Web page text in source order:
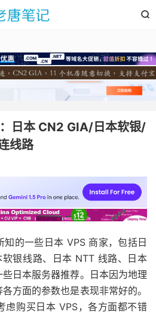

日本 CN2 GIA/日本软银/
线路
的一些日本 VPS 商家，包括日
银线路、日本 NTT 线路、日本
日本服务器推荐。日本因为地理
方面的参数也是表现非常好的。
虑购买日本 VPS，各方面都不错